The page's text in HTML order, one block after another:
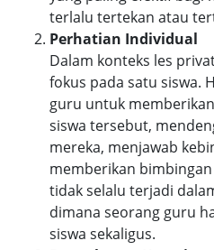
terlalu tertekan atau
Perhatian Individual
Dalam konteks les
fokus pada satu siswa.
guru untuk
siswa tersebut,
mereka, menjawab
memberikan
tidak selalu terjadi
dimana seorang guru
siswa sekaligus.